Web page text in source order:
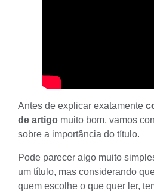
Antes de explicar exatamente
de artigo muito bom, vamos
sobre a importância do título.
Pode parecer algo muito
um título, mas considerando
quem escolhe o que quer ler,